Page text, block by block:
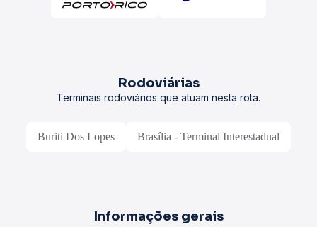
Rodoviárias
Terminais rodoviários que atuam nesta rota.
Buriti Dos Lopes Brasília - Terminal Interestadual
Informações gerais